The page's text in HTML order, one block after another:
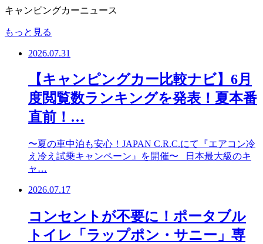
キャンピングカーニュース
もっと見る
2026.07.31
【キャンピングカー比較ナビ】6月
度閲覧数ランキングを発表！夏本番
直前！…
〜夏の車中泊も安心！JAPAN C.R.C.にて『エアコン冷
え冷え試乗キャンペーン』を開催〜 日本最大級のキ
ャ…
2026.07.17
コンセントが不要に！ポータブル
トイレ「ラップポン・サニー」専